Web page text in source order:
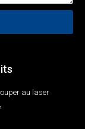
au laser